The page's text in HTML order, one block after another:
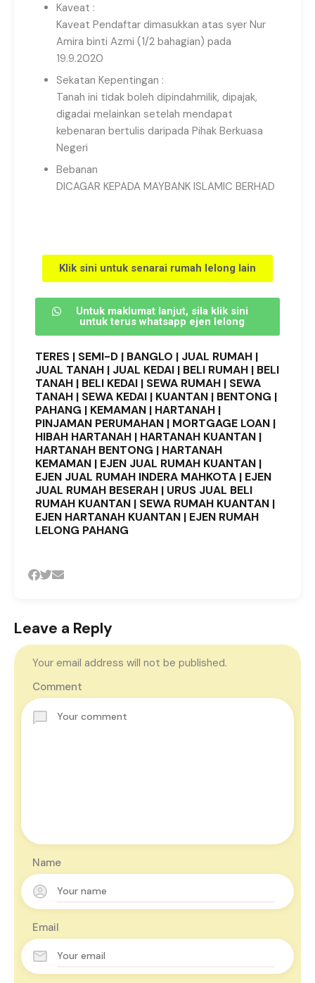
Kaveat :
Kaveat Pendaftar dimasukkan atas syer Nur
Amira binti Azmi (1/2 bahagian) pada
19.9.2020
Sekatan Kepentingan :
Tanah ini tidak boleh dipindahmilik, dipajak,
digadai melainkan setelah mendapat
kebenaran bertulis daripada Pihak Berkuasa
Negeri
Bebanan
DICAGAR KEPADA MAYBANK ISLAMIC BERHAD
Klik sini untuk senarai rumah lelong lain
Untuk maklumat lanjut, sila klik sini
untuk terus whatsapp ejen lelong
TERES | SEMI-D | BANGLO | JUAL RUMAH |
JUAL TANAH | JUAL KEDAI | BELI RUMAH | BELI
TANAH | BELI KEDAI | SEWA RUMAH | SEWA
TANAH | SEWA KEDAI | KUANTAN | BENTONG |
PAHANG | KEMAMAN | HARTANAH |
PINJAMAN PERUMAHAN | MORTGAGE LOAN |
HIBAH HARTANAH | HARTANAH KUANTAN |
HARTANAH BENTONG | HARTANAH
KEMAMAN | EJEN JUAL RUMAH KUANTAN |
EJEN JUAL RUMAH INDERA MAHKOTA | EJEN
JUAL RUMAH BESERAH | URUS JUAL BELI
RUMAH KUANTAN | SEWA RUMAH KUANTAN |
EJEN HARTANAH KUANTAN | EJEN RUMAH
LELONG PAHANG
Leave a Reply
Your email address will not be published.
Comment
Name
Email